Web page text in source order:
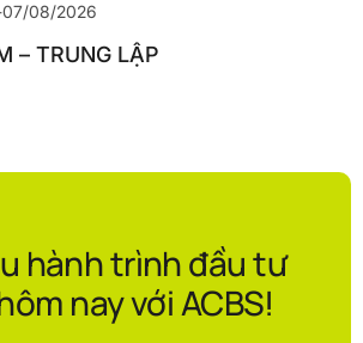
07/08/2026
– TRUNG LẬP
hành trình đầu tư
nay với ACBS!